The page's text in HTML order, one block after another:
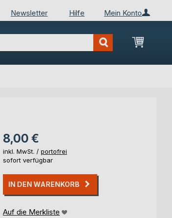
Mein Konto
Newsletter Hilfe
Mein
8,00 €
inkl. MwSt. / portofrei
sofort verfügbar
IN DEN WARENKORB
Auf die Merkliste